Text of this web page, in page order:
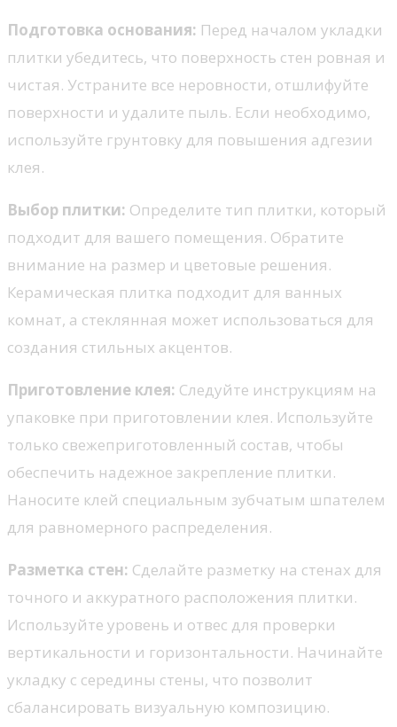
Подготовка основания: Перед началом укладки
плитки убедитесь, что поверхность стен ровная и
чистая. Устраните все неровности, отшлифуйте
поверхности и удалите пыль. Если необходимо,
используйте грунтовку для повышения адгезии
клея.
Выбор плитки: Определите тип плитки, который
подходит для вашего помещения. Обратите
внимание на размер и цветовые решения.
Керамическая плитка подходит для ванных
комнат, а стеклянная может использоваться для
создания стильных акцентов.
Приготовление клея: Следуйте инструкциям на
упаковке при приготовлении клея. Используйте
только свежеприготовленный состав, чтобы
обеспечить надежное закрепление плитки.
Наносите клей специальным зубчатым шпателем
для равномерного распределения.
Разметка стен: Сделайте разметку на стенах для
точного и аккуратного расположения плитки.
Используйте уровень и отвес для проверки
вертикальности и горизонтальности. Начинайте
укладку с середины стены, что позволит
сбалансировать визуальную композицию.